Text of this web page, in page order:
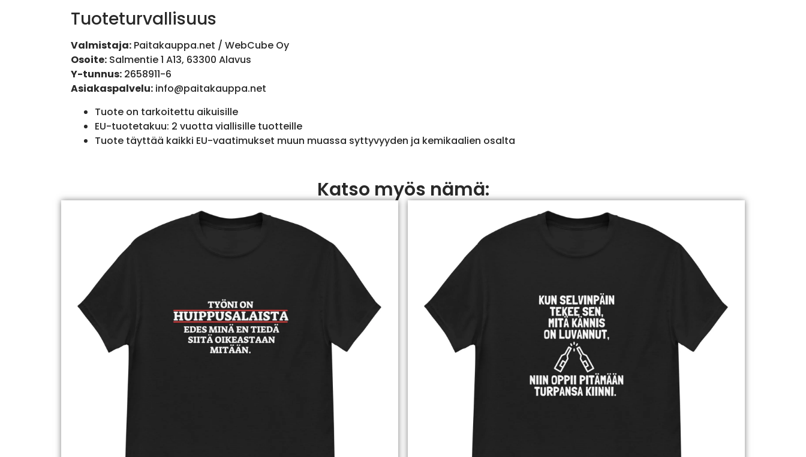
Tuoteturvallisuus
Valmistaja:Paitakauppa.net / WebCube Oy
Osoite:Salmentie 1 A13, 63300 Alavus
Y-tunnus:2658911-6
Asiakaspalvelu: info@paitakauppa.net
Tuote on tarkoitettu aikuisille
EU-tuotetakuu: 2 vuotta viallisille tuotteille
Tuote täyttää kaikki EU-vaatimukset muun muassa syttyvyyden ja kemikaalien osalta
Katso myös nämä: